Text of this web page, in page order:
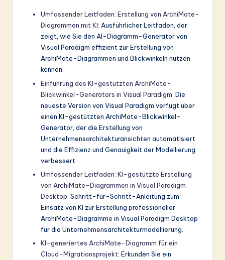
Umfassender Leitfaden: Erstellung von ArchiMate-
Diagrammen mit KI: Ausführlicher Leitfaden, der
zeigt, wie Sie den AI-Diagramm-Generator von
Visual Paradigm effizient zur Erstellung von
ArchiMate-Diagrammen und Blickwinkeln nutzen
können.
Einführung des KI-gestützten ArchiMate-
Blickwinkel-Generators in Visual Paradigm: Die
neueste Version von Visual Paradigm verfügt über
einen KI-gestützten ArchiMate-Blickwinkel-
Generator, der die Erstellung von
Unternehmensarchitekturansichten automatisiert
und die Effizienz und Genauigkeit der Modellierung
verbessert.
Umfassender Leitfaden: KI-gestützte Erstellung
von ArchiMate-Diagrammen in Visual Paradigm
Desktop: Schritt-für-Schritt-Anleitung zum
Einsatz von KI zur Erstellung professioneller
ArchiMate-Diagramme in Visual Paradigm Desktop
für die Unternehmensarchitekturmodellierung.
KI-generiertes ArchiMate-Diagramm für ein
Cloud-Migrationsprojekt: Erkunden Sie ein